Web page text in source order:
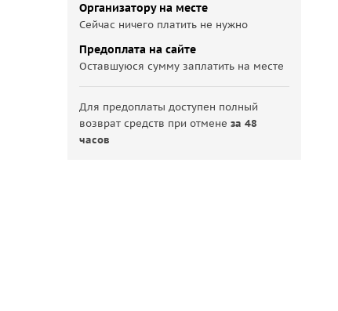
Организатору на месте
Сейчас ничего платить не нужно
Предоплата на сайте
Оставшуюся сумму заплатить на месте
Для предоплаты доступен полный
возврат средств при отменеза 48
часов